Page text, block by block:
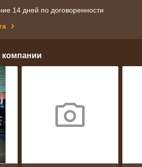
14 дней по договоренности